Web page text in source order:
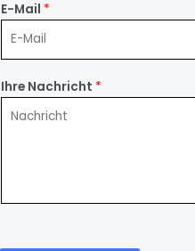
E-Mail *
Ihre Nachricht *